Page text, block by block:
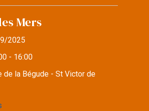
Mers
2025
- 16:00
de la Bégude - St Victor de